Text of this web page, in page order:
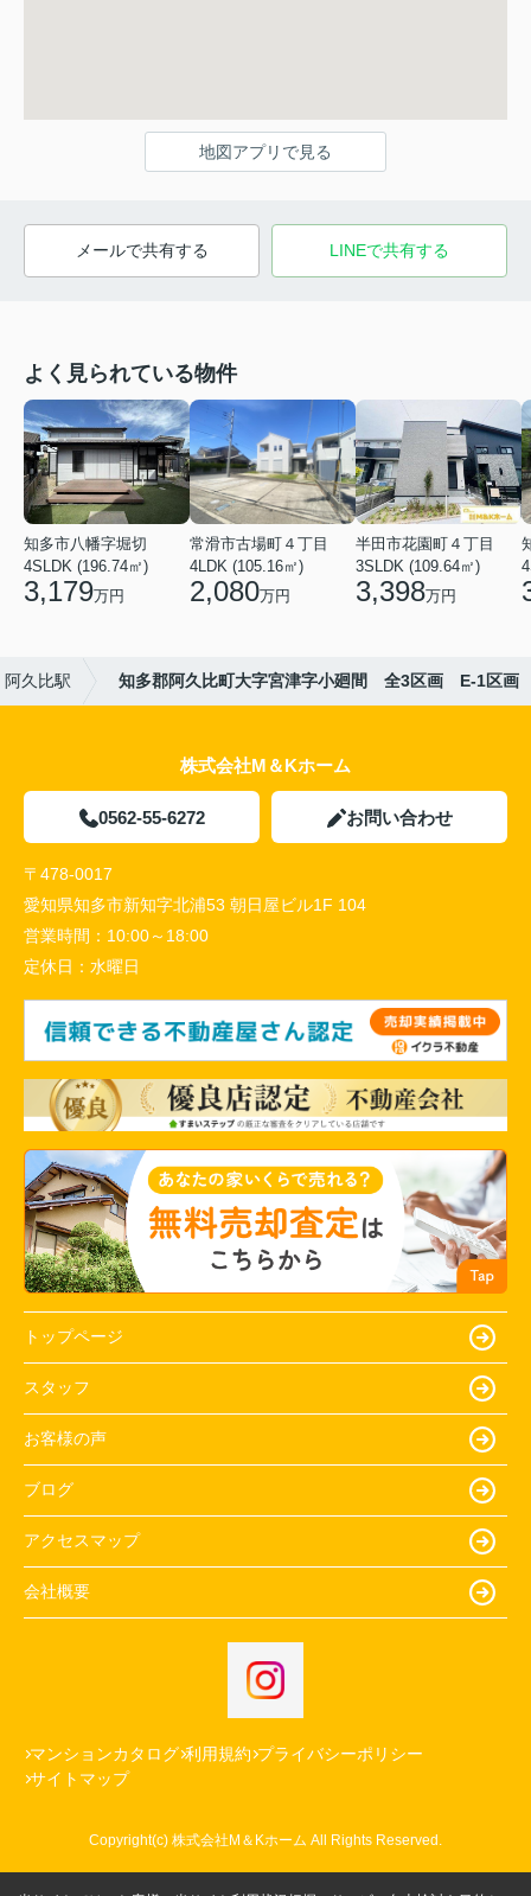
地図アプリで見る
メールで共有する LINEで共有する
よく見られている物件
知多市八幡字堀切
4SLDK (196.74㎡)
3,179万円
常滑市古場町４丁目
4LDK (105.16㎡)
2,080万円
半田市花園町４丁目
3SLDK (109.64㎡)
3,398万円
阿久比駅 知多郡阿久比町大字宮津字小廻間 全3区画 E-1区画
株式会社M＆Kホーム
0562-55-6272 お問い合わせ
〒478-0017
愛知県知多市新知字北浦53 朝日屋ビル1F 104
営業時間： 10:00～18:00
定休日： 水曜日
トップページ
スタッフ
お客様の声
ブログ
アクセスマップ
会社概要
マンションカタログ 利用規約 プライバシーポリシー
サイトマップ
Copyright(c) 株式会社M＆Kホーム All Rights Reserved.